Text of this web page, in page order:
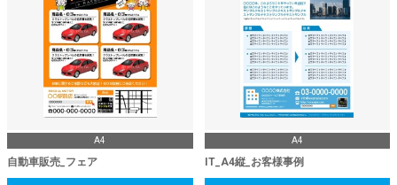
A4
自動車販売_フェア
A4
IT_A4縦_お客様事例